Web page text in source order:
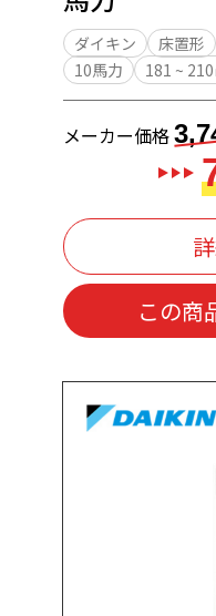
ダイキン 床置形
10馬力
181 ~
メーカー価格
この商